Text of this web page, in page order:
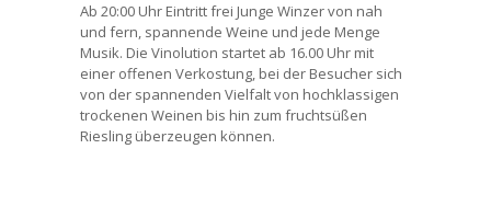
Ab 20:00 Uhr Eintritt frei Junge Winzer von nah
und fern, spannende Weine und jede Menge
Musik. Die Vinolution startet ab 16.00 Uhr mit
einer offenen Verkostung, bei der Besucher sich
von der spannenden Vielfalt von hochklassigen
trockenen Weinen bis hin zum fruchtsüßen
Riesling überzeugen können.